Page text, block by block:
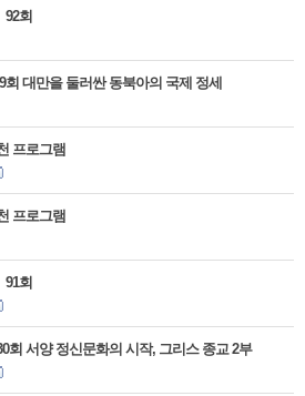
92회
회 대만을 둘러싼 동북아의 국제 정세
프로그램
프로그램
91회
회 서양 정신문화의 시작, 그리스 종교 2부